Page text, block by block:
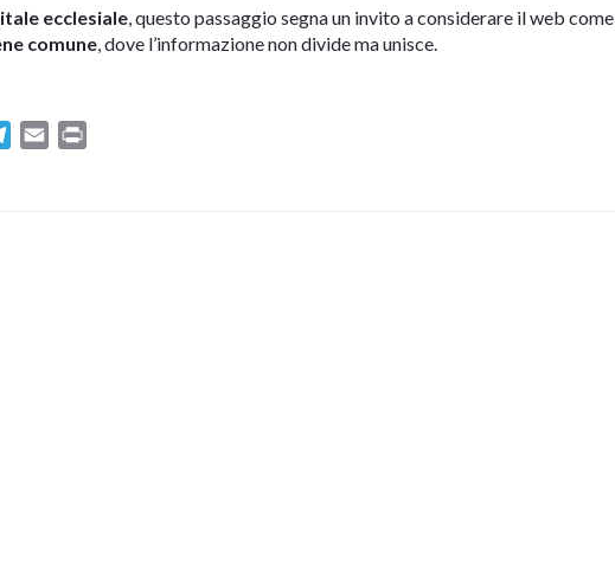
ecclesiale , questo passaggio segna un invito a considerare il web come
comune , dove l’informazione non divide ma unisce.
Telegram
Email